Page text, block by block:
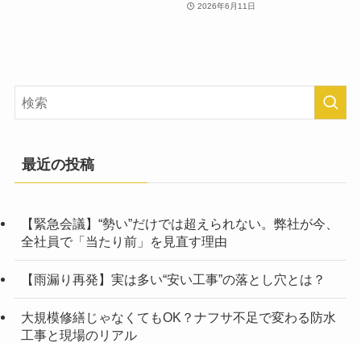
2026年6月11日
最近の投稿
【緊急会議】“勢い”だけでは超えられない。弊社が今、
全社員で「当たり前」を見直す理由
【雨漏り再発】実は多い“安い工事”の落とし穴とは？
大規模修繕じゃなくてもOK？ナフサ不足で変わる防水
工事と現場のリアル